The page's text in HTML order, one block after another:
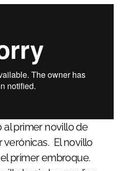
verónicas. El novillo
primer embroque.